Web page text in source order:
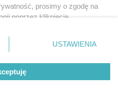
prosimy o zgodę na
poprzez kliknięcie
ustawień prywatności
rogu strony
nie wymagają zgody
sprzeciwić się takiemu
miały zastosowanie tylko
USTAWIENIA